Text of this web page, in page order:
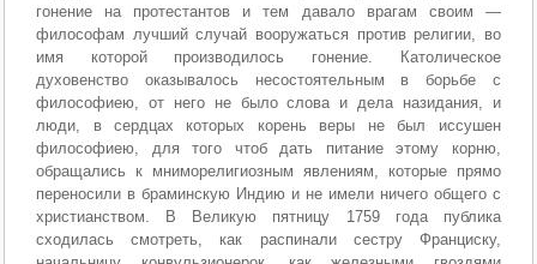
гонение на протестантов и тем давало врагам своим —
философам лучший случай вооружаться против религии, во
имя которой производилось гонение. Католическое
духовенство оказывалось несостоятельным в борьбе с
философиею, от него не было слова и дела назидания, и
люди, в сердцах которых корень веры не был иссушен
философиею, для того чтоб дать питание этому корню,
обращались к мниморелигиозным явлениям, которые прямо
переносили в браминскую Индию и не имели ничего общего с
христианством. В Великую пятницу 1759 года публика
сходилась смотреть, как распинали сестру Франциску,